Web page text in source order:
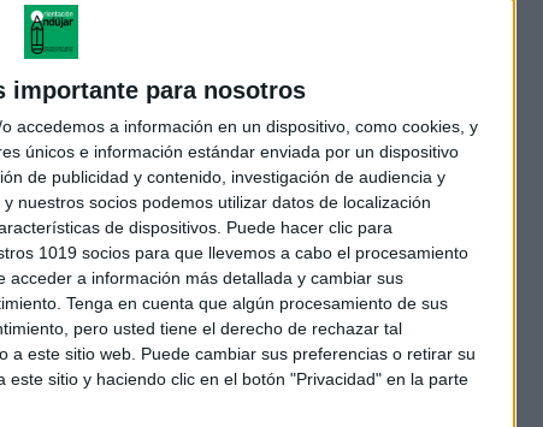
importante para nosotros
accedemos a información en un dispositivo, como cookies, y
únicos e información estándar enviada por un dispositivo
de publicidad y contenido, investigación de audiencia y
nuestros socios podemos utilizar datos de localización
de dispositivos. Puede hacer clic para
1019 socios para que llevemos a cabo el procesamiento
a información más detallada y cambiar sus
Tenga en cuenta que algún procesamiento de sus
pero usted tiene el derecho de rechazar tal
a este sitio web. Puede cambiar sus preferencias o retirar su
sitio y haciendo clic en el botón "Privacidad" en la parte